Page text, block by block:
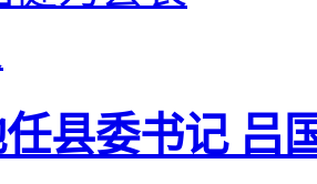
县委书记 吕